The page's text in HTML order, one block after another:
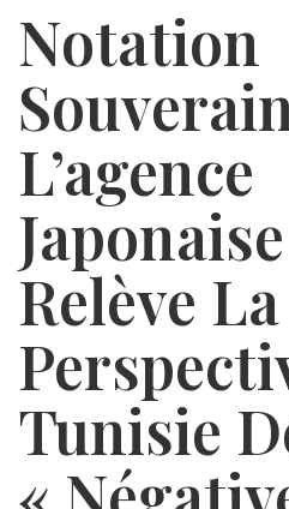
Notation
L’agence
Relève La
Tunisie